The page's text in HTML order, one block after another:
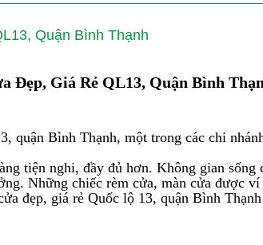
Quận Bình Thạnh
Đẹp, Giá Rẻ QL13, Quận Bình
quận Bình Thạnh, một trong các chi
tiện nghi, đầy đủ hơn. Không gian sống
Những chiếc rèm cửa, màn cửa được
đẹp, giá rẻ Quốc lộ 13, quận Bình